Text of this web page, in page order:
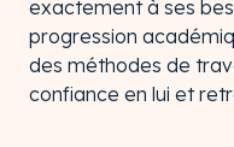
exactement à ses
progression
des méthodes de
confiance en lui et